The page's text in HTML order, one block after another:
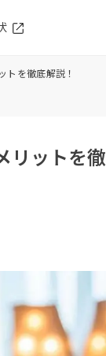
トを徹底解説！
リットを徹